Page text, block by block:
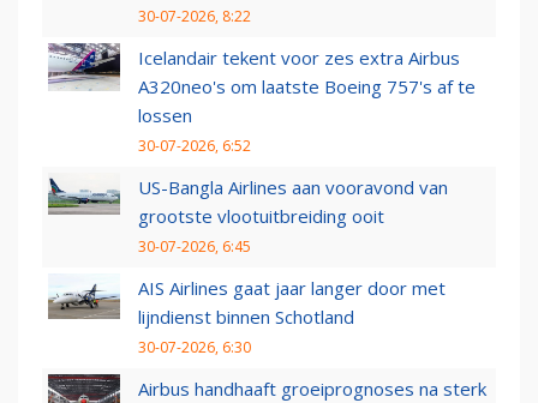
30-07-2026, 8:22
Icelandair tekent voor zes extra Airbus
A320neo's om laatste Boeing 757's af te
lossen
30-07-2026, 6:52
US-Bangla Airlines aan vooravond van
grootste vlootuitbreiding ooit
30-07-2026, 6:45
AIS Airlines gaat jaar langer door met
lijndienst binnen Schotland
30-07-2026, 6:30
Airbus handhaaft groeiprognoses na sterk